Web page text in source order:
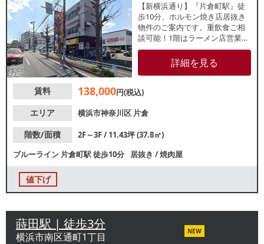
【新横浜通り】『片倉町駅』徒
歩10分、ホルモン焼き店居抜き
物件のご案内です。重飲食ご相
談可能！1階はラーメン店営業
中！諸条件等、お気軽にお問合
せください。詳細を見る
賃料 138,000円(税込)
エリア
横浜市神奈川区 片倉
階数/面積
2F～3F / 11.43坪 (37.8㎡)
ブルーライン 片倉町駅徒歩10分 居抜き /焼肉屋
値下げ
蒔田駅 | 徒歩3分
横浜市南区通町1丁目 NEW